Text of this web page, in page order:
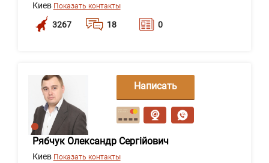
Киев Показать контакты
3267 18 0
Рябчук Олександр Сергійович
Киев Показать контакты
Написать
сообщение